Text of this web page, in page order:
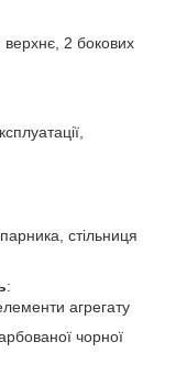
2 бокових
стільниця
:
агрегату
чорної